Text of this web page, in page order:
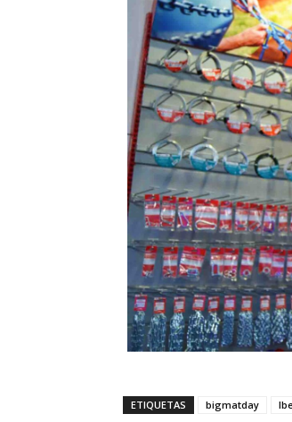
ETIQUETAS bigmatday